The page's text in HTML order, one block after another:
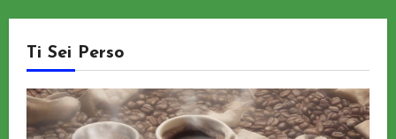
Ti Sei Perso